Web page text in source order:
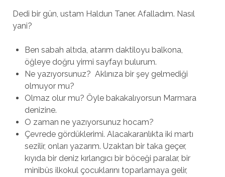
Dedi bir gün, ustam Haldun Taner. Afalladım. Nasıl
yani?
Ben sabah altıda, atarım daktiloyu balkona,
öğleye doğru yirmi sayfayı bulurum.
Ne yazıyorsunuz? Aklınıza bir şey gelmediği
olmuyor mu?
Olmaz olur mu? Öyle bakakalıyorsun Marmara
denizine.
O zaman ne yazıyorsunuz hocam?
Çevrede gördüklerimi. Alacakaranlıkta iki martı
sezilir, onları yazarım. Uzaktan bir taka geçer,
kıyıda bir deniz kırlangıcı bir böceği paralar, bir
minibüs ilkokul çocuklarını toparlamaya gelir,